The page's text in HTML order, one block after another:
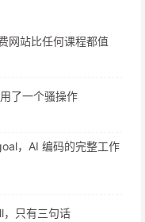
网站比任何课程都值
了一个骚操作
，AI 编码的完整工作
只有三句话